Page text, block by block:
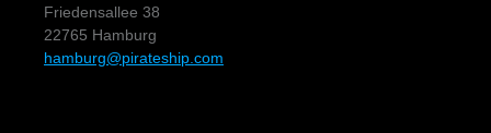
Friedensallee 38
22765 Hamburg
hamburg@pirateship.com